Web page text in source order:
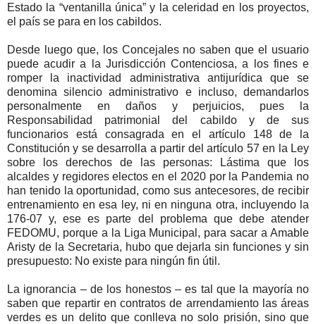
Estado la “ventanilla única” y la celeridad en los proyectos,
el país se para en los cabildos.
Desde luego que, los Concejales no saben que el usuario
puede acudir a la Jurisdicción Contenciosa, a los fines e
romper la inactividad administrativa antijurídica que se
denomina silencio administrativo e incluso, demandarlos
personalmente en daños y perjuicios, pues la
Responsabilidad patrimonial del cabildo y de sus
funcionarios está consagrada en el artículo 148 de la
Constitución y se desarrolla a partir del artículo 57 en la Ley
sobre los derechos de las personas: Lástima que los
alcaldes y regidores electos en el 2020 por la Pandemia no
han tenido la oportunidad, como sus antecesores, de recibir
entrenamiento en esa ley, ni en ninguna otra, incluyendo la
176-07 y, ese es parte del problema que debe atender
FEDOMU, porque a la Liga Municipal, para sacar a Amable
Aristy de la Secretaria, hubo que dejarla sin funciones y sin
presupuesto: No existe para ningún fin útil.
La ignorancia – de los honestos – es tal que la mayoría no
saben que repartir en contratos de arrendamiento las áreas
verdes es un delito que conlleva no solo prisión, sino que